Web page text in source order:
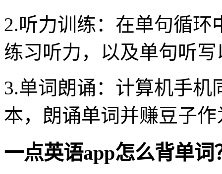
2.听力训练：在单句循
练习听力，以及单句听
3.单词朗诵：计算机手
本，朗诵单词并赚豆子
一点英语app怎么背单词